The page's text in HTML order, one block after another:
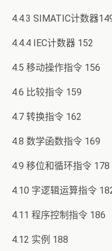
4.4.3 SIMATIC计数器
4.4.4 IEC计数器 152
4.5 移动操作指令 156
4.6 比较指令 159
4.7 转换指令 162
4.8 数学函数指令 169
4.9 移位和循环指令 178
4.10 字逻辑运算指令
4.11 程序控制指令 186
4.12 实例 188